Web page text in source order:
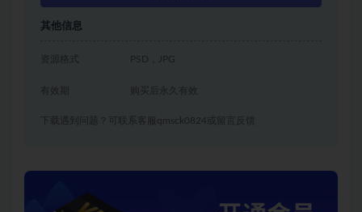
其他信息
资源格式 PSD，JPG
有效期 购买后永久有效
下载遇到问题？可联系客服qmsck0824或留言反馈